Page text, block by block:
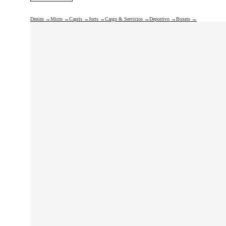
Denim →Micro →Capris →Jorts →Cargo & Servicios →Deportivo →Boxers →